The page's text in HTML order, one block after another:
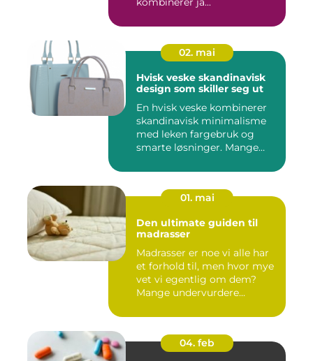
02. mai
Hvisk veske skandinavisk
design som skiller seg ut
En hvisk veske kombinerer
skandinavisk minimalisme
med leken fargebruk og
smarte løsninger. Mange
01. mai
Den ultimate guiden til
madrasser
Madrasser er noe vi alle har
et forhold til, men hvor mye
vet vi egentlig om dem?
Mange undervurdere...
04. feb